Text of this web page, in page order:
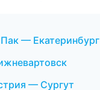
— Екатеринбург
— Сургут